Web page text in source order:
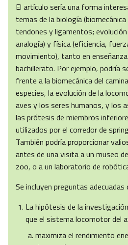
El artículo sería una forma
temas de la biología
tendones y ligamentos;
analogía) y física (eficiencia,
movimiento), tanto en
bachillerato. Por ejemplo, podría
frente a la biomecánica del
especies, la evolución de la
aves y los seres humanos, y los
las prótesis de miembros
utilizados por el corredor de
También podría proporcionar
antes de una visita a un museo
zoo, o a un laboratorio de
Se incluyen preguntas adecuadas
La hipótesis de la
que el sistema locomotor del
maximiza el rendimiento